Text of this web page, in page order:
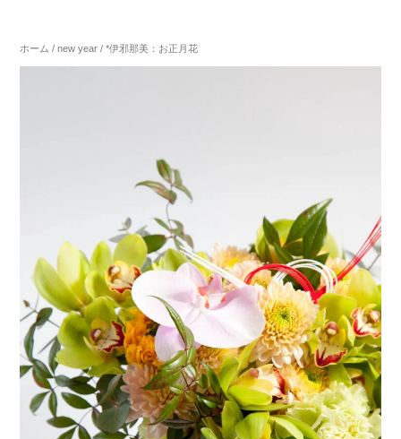
ホーム /new year / *伊邪那美：お正月花